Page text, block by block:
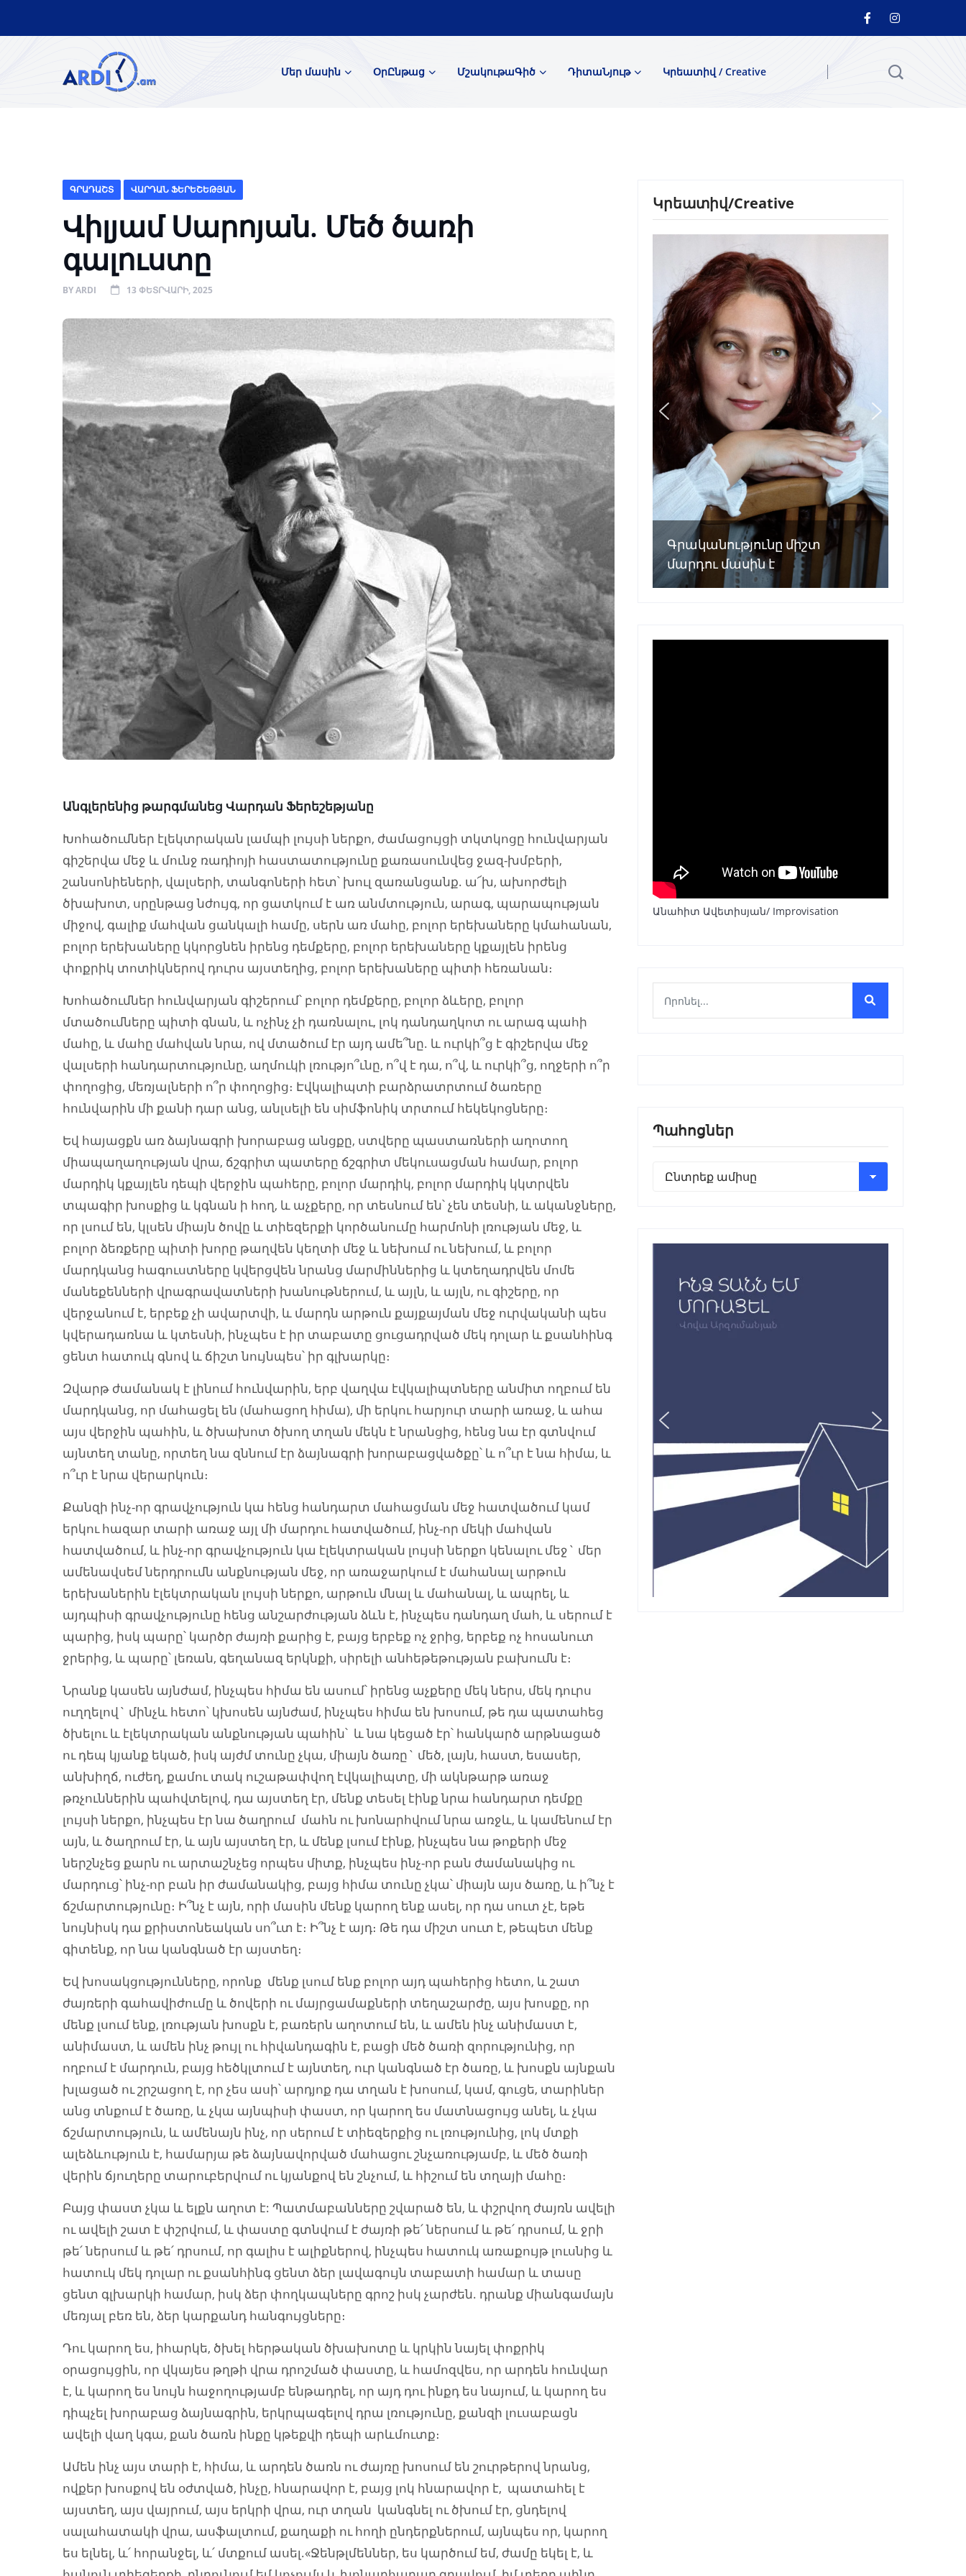
Մեր մասին ՕրԸնթաց ՄշակութաԳիծ ԴիտաՆյութ Կրեատիվ / Creative
ԳՐԱԴԱՇՏ ՎԱՐԴԱՆ ՖԵՐԵՇԵԹՅԱՆ
Վիլյամ Սարոյան. Մեծ ծառի
գալուստը
BYARDI 13 ՓԵՏՐՎԱՐԻ, 2025
Անգլերենից թարգմանեց Վարդան Ֆերեշեթյանը
Խոհածումներ էլեկտրական լամպի լույսի ներքո, ժամացույցի տկտկոցը հունվարյան
գիշերվա մեջ և մունջ ռադիոյի հաստատությունը քառասունվեց ջազ-խմբերի,
շանսոնիեների, վալսերի, տանգոների հետ՝ խուլ զառանցանք. ա՜խ, ախորժելի
ծխախոտ, սրընթաց նժույգ, որ ցատկում է առ անմտություն, արագ, պարապության
միջով, գալիք մահվան ցանկալի համը, սերն առ մահը, բոլոր երեխաները կմահանան,
բոլոր երեխաները կկորցնեն իրենց դեմքերը, բոլոր երեխաները կքայլեն իրենց
փոքրիկ տոտիկներով դուրս այստեղից, բոլոր երեխաները պիտի հեռանան։
Խոհածումներ հունվարյան գիշերում՝ բոլոր դեմքերը, բոլոր ձևերը, բոլոր
մտածումները պիտի գնան, և ոչինչ չի դառնալու, լոկ դանդաղկոտ ու արագ պահի
մահը, և մահը մահվան նրա, ով մտածում էր այդ ամե՞նը. և ուրկի՞ց է գիշերվա մեջ
վալսերի հանդարտությունը, աղմուկի լռությո՞ւնը, ո՞վ է դա, ո՞վ, և ուրկի՞ց, ողջերի ո՞ր
փողոցից, մեռյալների ո՞ր փողոցից։ Էվկալիպտի բարձրատրտում ծառերը
հունվարին մի քանի դար անց, անլսելի են սիմֆոնիկ տրտում հեկեկոցները։
Եվ հայացքն առ ձայնագրի խորաբաց անցքը, ստվերը պաստառների աղոտող
միապաղաղության վրա, ճշգրիտ պատերը ճշգրիտ մեկուսացման համար, բոլոր
մարդիկ կքայլեն դեպի վերջին պահերը, բոլոր մարդիկ, բոլոր մարդիկ կկտրվեն
տպագիր խոսքից և կգնան ի հող, և աչքերը, որ տեսնում են՝ չեն տեսնի, և ականջները,
որ լսում են, կլսեն միայն ծովը և տիեզերքի կործանումը հարմոնի լռության մեջ, և
բոլոր ձեռքերը պիտի խորը թաղվեն կեղտի մեջ և նեխում ու նեխում, և բոլոր
մարդկանց հագուստները կվերցվեն նրանց մարմիններից և կտեղադրվեն մոմե
մանեքենների վրագրավատների խանութներում, և այլն, և այլն, ու գիշերը, որ
վերջանում է, երբեք չի ավարտվի, և մարդն արթուն քայքայման մեջ ուրվականի պես
կվերադառնա և կտեսնի, ինչպես է իր տաբատը ցուցադրված մեկ դոլար և քսանհինգ
ցենտ հատուկ գնով և ճիշտ նույնպես՝ իր գլխարկը։
Զվարթ ժամանակ է լինում հունվարին, երբ վաղվա էվկալիպտները անմիտ ողբում են
մարդկանց, որ մահացել են (մահացող հիմա), մի երկու հարյուր տարի առաջ, և ահա
այս վերջին պահին, և ծխախոտ ծխող տղան մեկն է նրանցից, հենց նա էր գտնվում
այնտեղ տանը, որտեղ նա զննում էր ձայնագրի խորաբացվածքը՝ և ո՞ւր է նա հիմա, և
ո՞ւր է նրա վերարկուն։
Քանզի ինչ-որ գրավչություն կա հենց հանդարտ մահացման մեջ հատվածում կամ
երկու հազար տարի առաջ այլ մի մարդու հատվածում, ինչ-որ մեկի մահվան
հատվածում, և ինչ-որ գրավչություն կա էլեկտրական լույսի ներքո կենալու մեջ` մեր
ամենավսեմ ներդրումն անքնության մեջ, որ առաջարկում է մահանալ արթուն
երեխաներին էլեկտրական լույսի ներքո, արթուն մնալ և մահանալ, և ապրել, և
այդպիսի գրավչությունը հենց անշարժության ձևն է, ինչպես դանդաղ մահ, և սերում է
պարից, իսկ պարը՝ կարծր ժայռի քարից է, բայց երբեք ոչ ջրից, երբեք ոչ հոսանուտ
ջրերից, և պարը՝ լեռան, գեղանազ երկնքի, սիրելի անհեթեթության բախումն է։
Նրանք կասեն այնժամ, ինչպես հիմա են ասում՝ իրենց աչքերը մեկ ներս, մեկ դուրս
ուղղելով` մինչև հետո՝ կխոսեն այնժամ, ինչպես հիմա են խոսում, թե դա պատահեց
ծխելու և էլեկտրական անքնության պահին՝ և նա կեցած էր՝ հանկարծ արթնացած
ու դեպ կյանք եկած, իսկ այժմ տունը չկա, միայն ծառը` մեծ, լայն, հաստ, եսասեր,
անխիղճ, ուժեղ, քամու տակ ուշաթափվող էվկալիպտը, մի ակնթարթ առաջ
թռչուններին պահվտելով, դա այստեղ էր, մենք տեսել էինք նրա հանդարտ դեմքը
լույսի ներքո, ինչպես էր նա ծաղրում մահն ու խոնարհվում նրա առջև, և կամենում էր
այն, և ծաղրում էր, և այն այստեղ էր, և մենք լսում էինք, ինչպես նա թոքերի մեջ
ներշնչեց քարն ու արտաշնչեց որպես միտք, ինչպես ինչ-որ բան ժամանակից ու
մարդուց՝ ինչ-որ բան իր ժամանակից, բայց հիմա տունը չկա՝ միայն այս ծառը, և ի՞նչ է
ճշմարտությունը։ Ի՞նչ է այն, որի մասին մենք կարող ենք ասել, որ դա սուտ չէ, եթե
նույնիսկ դա քրիստոնեական սո՞ւտ է։ Ի՞նչ է այդ։ Թե դա միշտ սուտ է, թեպետ մենք
գիտենք, որ նա կանգնած էր այստեղ։
Եվ խոսակցությունները, որոնք մենք լսում ենք բոլոր այդ պահերից հետո, և շատ
ժայռերի գահավիժումը և ծովերի ու մայրցամաքների տեղաշարժը, այս խոսքը, որ
մենք լսում ենք, լռության խոսքն է, բառերն աղոտում են, և ամեն ինչ անիմաստ է,
անիմաստ, և ամեն ինչ թույլ ու հիվանդագին է, բացի մեծ ծառի զորությունից, որ
ողբում է մարդուն, բայց հեծկլտում է այնտեղ, ուր կանգնած էր ծառը, և խոսքն այնքան
խլացած ու շրշացող է, որ չես ասի՝ արդյոք դա տղան է խոսում, կամ, գուցե, տարիներ
անց տնքում է ծառը, և չկա այնպիսի փաստ, որ կարող ես մատնացույց անել, և չկա
ճշմարտություն, և ամենայն ինչ, որ սերում է տիեզերքից ու լռությունից, լոկ մտքի
ալեձևություն է, համարյա թե ձայնավորված մահացու շնչառությամբ, և մեծ ծառի
վերին ճյուղերը տարուբերվում ու կյանքով են շնչում, և հիշում են տղայի մահը։
Բայց փաստ չկա և ելքն աղոտ է: Պատմաբանները շվարած են, և փշրվող ժայռն ավելի
ու ավելի շատ է փշրվում, և փաստը գտնվում է ժայռի թե՛ ներսում և թե՛ դրսում, և ջրի
թե՛ ներսում և թե՛ դրսում, որ գալիս է ալիքներով, ինչպես հատուկ առաքույթ լուսնից և
հատուկ մեկ դոլար ու քսանհինգ ցենտ ձեր լավագույն տաբատի համար և տասը
ցենտ գլխարկի համար, իսկ ձեր փողկապները գրոշ իսկ չարժեն. դրանք միանգամայն
մեռյալ բեռ են, ձեր կարքանդ հանգույցները։
Դու կարող ես, իհարկե, ծխել հերթական ծխախոտը և կրկին նայել փոքրիկ
օրացույցին, որ վկայես թղթի վրա դրոշմած փաստը, և համոզվես, որ արդեն հունվար
է, և կարող ես նույն հաջողությամբ ենթադրել, որ այդ դու ինքդ ես նայում, և կարող ես
դիպչել խորաբաց ձայնագրին, երկրպագելով դրա լռությունը, քանզի լուսաբացն
ավելի վաղ կգա, քան ծառն ինքը կթեքվի դեպի արևմուտք։
Ամեն ինչ այս տարի է, հիմա, և արդեն ծառն ու ժայռը խոսում են շուրթերով նրանց,
ովքեր խոսքով են օժտված, ինչը, հնարավոր է, բայց լոկ հնարավոր է, պատահել է
այստեղ, այս վայրում, այս երկրի վրա, ուր տղան կանգնել ու ծխում էր, ցնդելով
սալահատակի վրա, ասֆալտում, քաղաքի ու հողի ընդերքներում, այնպես որ, կարող
ես ելնել, և՛ հորանջել, և՛ մտքում ասել.«Ջենթլմեններ, ես կարծում եմ, ժամը եկել է, և
Կրեատիվ/Creative
Գրականությունը միշտ
մարդու մասին է
Անահիտ Ավետիսյան/ Improvisation
Պահոցներ